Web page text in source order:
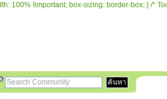
100% !important; box-sizing: border-box; } /*